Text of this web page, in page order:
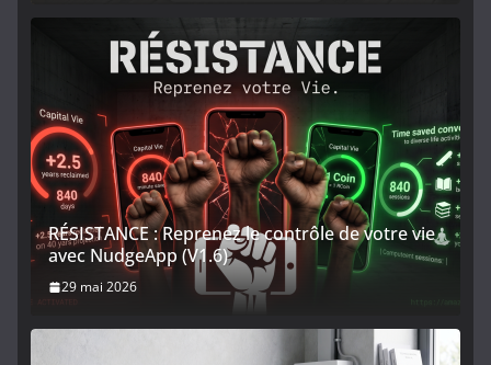
RÉSISTANCE : Reprenez le contrôle de votre vie
avec NudgeApp (V1.6)
29 mai 2026